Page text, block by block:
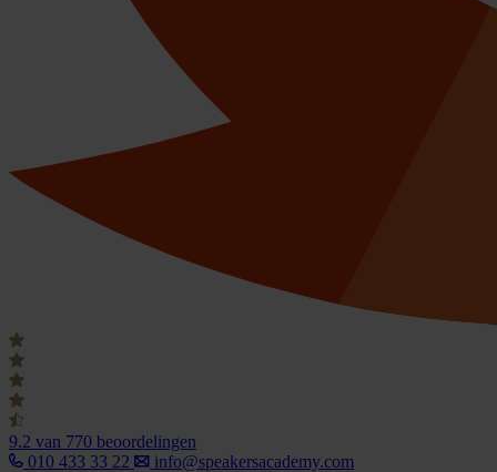
9.2 van 770 beoordelingen
010 433 33 22
info@speakersacademy.com